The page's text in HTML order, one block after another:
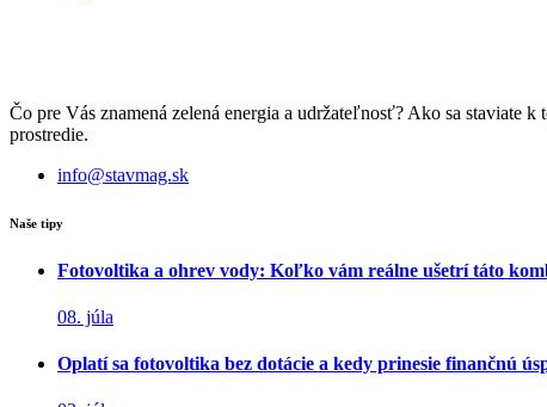
Čo pre Vás znamená zelená energia a udržateľnosť? Ako sa staviate
prostredie.
info@stavmag.sk
Naše tipy
Fotovoltika a ohrev vody: Koľko vám reálne ušetrí táto
08. júla
Oplatí sa fotovoltika bez dotácie a kedy prinesie finančnú